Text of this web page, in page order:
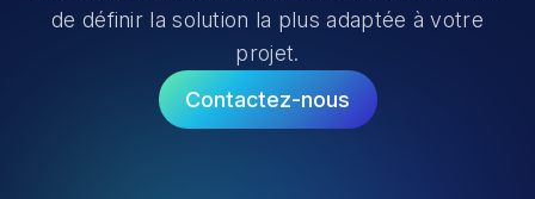
de définir la solution la plus adaptée à votre
projet.
Contactez-nous